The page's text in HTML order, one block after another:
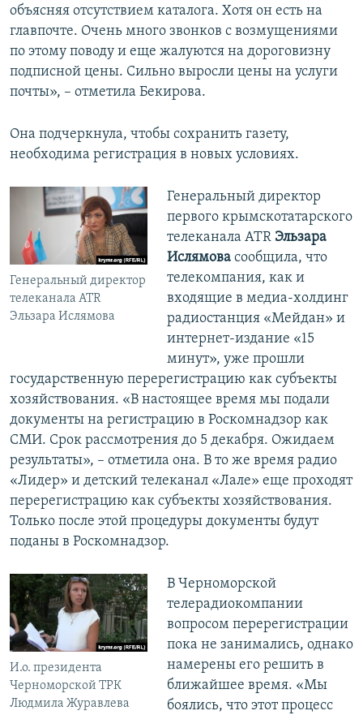
объясняя отсутствием каталога. Хотя он есть на
главпочте. Очень много звонков с возмущениями
по этому поводу и еще жалуются на дороговизну
подписной цены. Сильно выросли цены на услуги
почты», – отметила Бекирова.
Она подчеркнула, чтобы сохранить газету,
необходима регистрация в новых условиях.
Генеральный директор
телеканала ATR
Эльзара Ислямова
Генеральный директор
первого крымскотатарского
телеканала ATR Эльзара
Ислямовасообщила, что
телекомпания, как и
входящие в медиа-холдинг
радиостанция «Мейдан» и
интернет-издание «15
минут», уже прошли
государственную перерегистрацию как субъекты
хозяйствования. «В настоящее время мы подали
документы на регистрацию в Роскомнадзор как
СМИ. Срок рассмотрения до 5 декабря. Ожидаем
результаты», – отметила она. В то же время радио
«Лидер» и детский телеканал «Лале» еще проходят
перерегистрацию как субъекты хозяйствования.
Только после этой процедуры документы будут
поданы в Роскомнадзор.
И.о. президента
Черноморской ТРК
Людмила Журавлева
В Черноморской
телерадиокомпании
вопросом перерегистрации
пока не занимались, однако
намерены его решить в
ближайшее время. «Мы
боялись, что этот процесс